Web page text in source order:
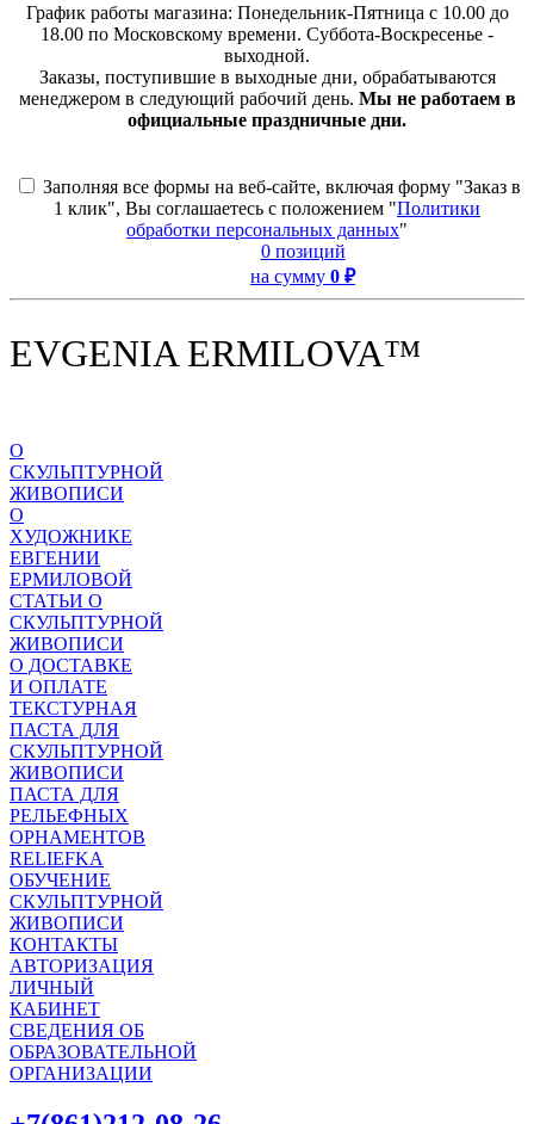
График работы магазина: Понедельник-Пятница с 10.00 до
18.00 по Московскому времени. Суббота-Воскресенье -
выходной.
Заказы, поступившие в выходные дни, обрабатываются
менеджером в следующий рабочий день. Мы не работаем в
официальные праздничные дни.
Заполняя все формы на веб-сайте, включая форму "Заказ в
1 клик", Вы соглашаетесь с положением "Политики
обработки персональных данных"
0 позиций
на сумму 0 ₽
EVGENIA ERMILOVA™
О
СКУЛЬПТУРНОЙ
ЖИВОПИСИ
О
ХУДОЖНИКЕ
ЕВГЕНИИ
ЕРМИЛОВОЙ
СТАТЬИ О
СКУЛЬПТУРНОЙ
ЖИВОПИСИ
О ДОСТАВКЕ
И ОПЛАТЕ
ТЕКСТУРНАЯ
ПАСТА ДЛЯ
СКУЛЬПТУРНОЙ
ЖИВОПИСИ
ПАСТА ДЛЯ
РЕЛЬЕФНЫХ
ОРНАМЕНТОВ
RELIEFKA
ОБУЧЕНИЕ
СКУЛЬПТУРНОЙ
ЖИВОПИСИ
КОНТАКТЫ
АВТОРИЗАЦИЯ
ЛИЧНЫЙ
КАБИНЕТ
СВЕДЕНИЯ ОБ
ОБРАЗОВАТЕЛЬНОЙ
ОРГАНИЗАЦИИ